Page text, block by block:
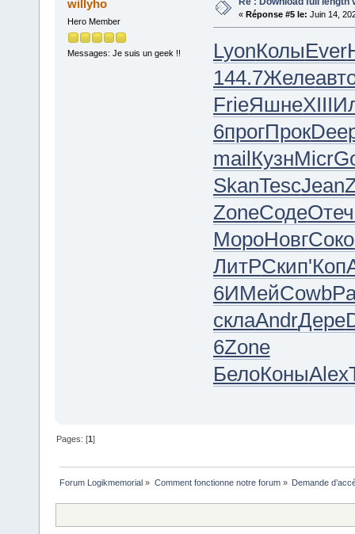
willyho
Hero Member
Messages: Je suis un geek !!
« Réponse #5 le: Juin 14,
LyonКолыEver
144.7Желе
FrieЯшнеXIII
6прогПрок
mailКузнMicr
SkanTescJean
ZoneСодеОтеч
МороНовгСоко
ЛитРСкип'Коп
6ИМейCowb
склаAndrДере
6Zone
БелоКоныAlex
Pages: [1]
Forum Logikmemorial » Comment fonctionne notre forum» Demande